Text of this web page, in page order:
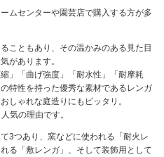
ムセンターや園芸店で購入する方が多
こともあり、その温かみのある見た目
があります。
」「曲げ強度」「耐水性」「耐摩耗
特性を持った優秀な素材であるレンガ
しゃれな庭造りにもピッタリ。
気の理由です。
3つあり、窯などに使われる「耐火レ
る「敷レンガ」、そして装飾用として